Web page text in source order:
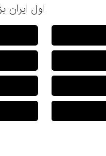
اول ایران